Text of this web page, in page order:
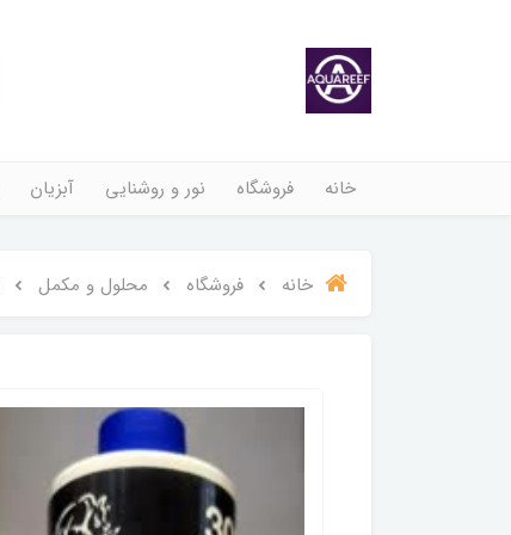
خانه فروشگاه نور و روشنایی آبزیان
خانه فروشگاه محلول و مکمل